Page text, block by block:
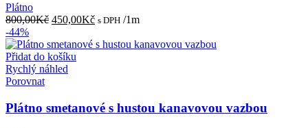
Plátno
800,00Kč Původní
byla:
800,00Kč.
450,00KčAktuální
je:
s DPH /1m
-44%
Přidat do košíku
Rychlý náhled
Porovnat
Plátno smetanové s hustou kanavovou vazbou